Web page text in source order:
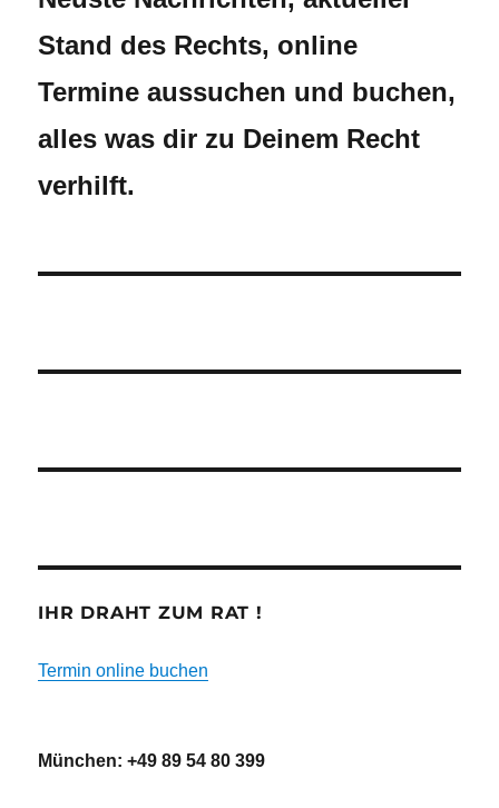
Stand des Rechts, online
Termine aussuchen und buchen,
alles was dir zu Deinem Recht
verhilft.
IHR DRAHT ZUM RAT !
Termin online buchen
München: +49 89 54 80 399